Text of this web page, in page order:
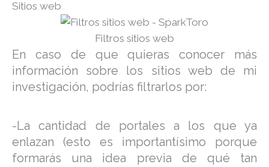
Sitios web
Filtros sitios web
En caso de que quieras conocer más
información sobre los sitios web de mi
investigación, podrías filtrarlos por:
-La cantidad de portales a los que ya
enlazan (esto es importantísimo porque
formarás una idea previa de qué tan